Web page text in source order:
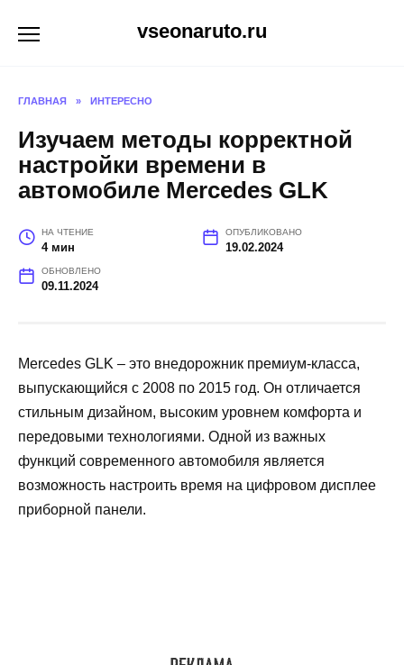
vseonaruto.ru
ГЛАВНАЯ » ИНТЕРЕСНО
Изучаем методы корректной
настройки времени в
автомобиле Mercedes GLK
НА ЧТЕНИЕ
4 мин
ОПУБЛИКОВАНО
19.02.2024
ОБНОВЛЕНО
09.11.2024
Mercedes GLK – это внедорожник премиум-класса,
выпускающийся с 2008 по 2015 год. Он отличается
стильным дизайном, высоким уровнем комфорта и
передовыми технологиями. Одной из важных
функций современного автомобиля является
возможность настроить время на цифровом дисплее
приборной панели.